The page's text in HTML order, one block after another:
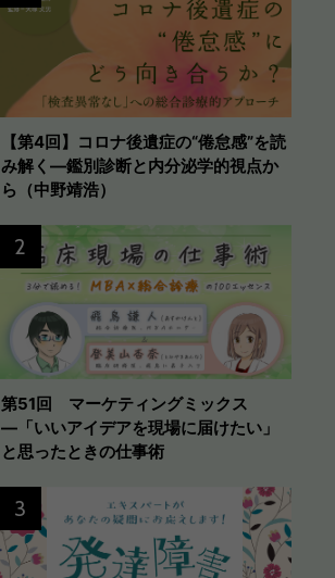
【第4回】コロナ後遺症の“倦怠感”を読
み解く―鑑別診断と内分泌学的視点か
ら（中野靖浩）
第51回 マーケティングミックス
―「いいアイデアを現場に届けたい」
と思ったときの仕事術
2
3